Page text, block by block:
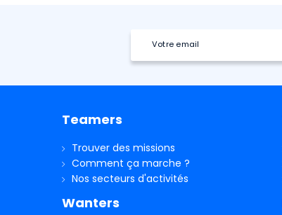
Teamers
Trouver des missions
Comment ça marche ?
Nos secteurs d'activités
Wanters